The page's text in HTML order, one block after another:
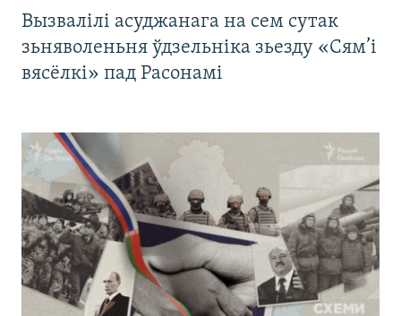
Вызвалілі асуджанага на сем сутак
зьняволеньня ўдзельніка зьезду «Сям’і
вясёлкі» пад Расонамі